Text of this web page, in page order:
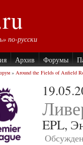
по-русски
Архив Форумы
» Around the Fields of Anfield
EPL,